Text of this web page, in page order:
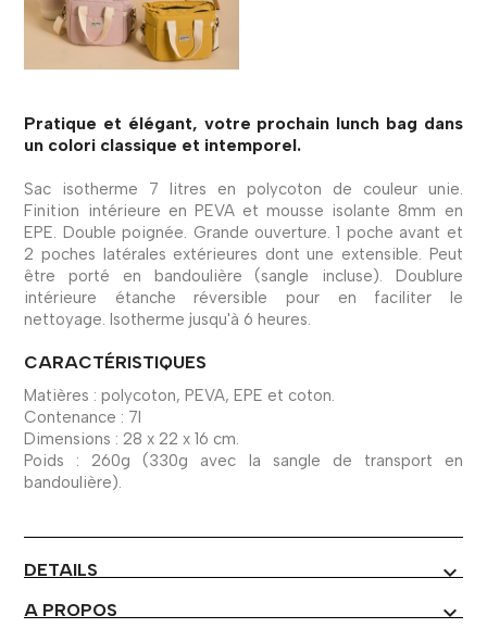
Pratique et élégant, votre prochain lunch bag dans
un colori classique et intemporel.
Sac isotherme 7 litres en polycoton de couleur unie.
Finition intérieure en PEVA et mousse isolante 8mm en
EPE. Double poignée. Grande ouverture. 1 poche avant et
2 poches latérales extérieures dont une extensible. Peut
être porté en bandoulière (sangle incluse). Doublure
intérieure étanche réversible pour en faciliter le
nettoyage. Isotherme jusqu'à 6 heures.
CARACTÉRISTIQUES
Matières : polycoton, PEVA, EPE et coton.
Contenance : 7l
Dimensions : 28 x 22 x 16 cm.
Poids : 260g (330g avec la sangle de transport en
bandoulière).
DETAILS expand_more
A PROPOS expand_more